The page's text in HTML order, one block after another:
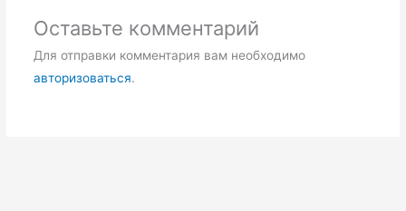
Оставьте комментарий
Для отправки комментария вам необходимо
авторизоваться.